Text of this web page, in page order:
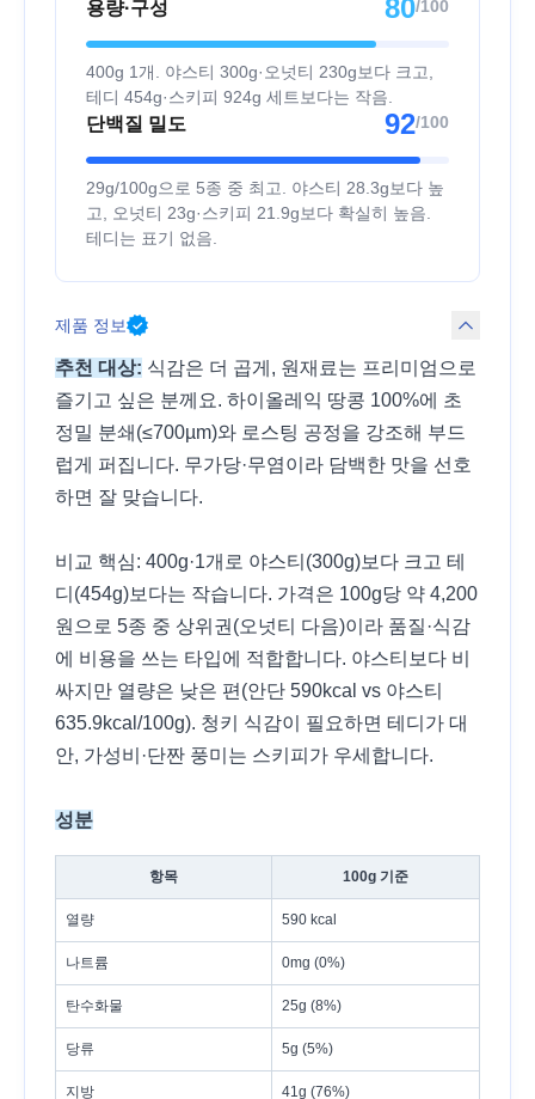
용량·구성 80/100
400g 1개. 야스티 300g·오넛티 230g보다 크고,
테디 454g·스키피 924g 세트보다는 작음.
단백질 밀도 92/100
29g/100g으로 5종 중 최고. 야스티 28.3g보다 높
고, 오넛티 23g·스키피 21.9g보다 확실히 높음.
테디는 표기 없음.
제품 정보
추천 대상: 식감은 더 곱게, 원재료는 프리미엄으로
즐기고 싶은 분께요. 하이올레익 땅콩 100%에 초
정밀 분쇄(≤700µm)와 로스팅 공정을 강조해 부드
럽게 퍼집니다. 무가당·무염이라 담백한 맛을 선호
하면 잘 맞습니다.
비교 핵심: 400g·1개로 야스티(300g)보다 크고 테
디(454g)보다는 작습니다. 가격은 100g당 약 4,200
원으로 5종 중 상위권(오넛티 다음)이라 품질·식감
에 비용을 쓰는 타입에 적합합니다. 야스티보다 비
싸지만 열량은 낮은 편(안단 590kcal vs 야스티
635.9kcal/100g). 청키 식감이 필요하면 테디가 대
안, 가성비·단짠 풍미는 스키피가 우세합니다.
성분
항목 100g 기준
열량 590 kcal
나트륨 0mg (0%)
탄수화물 25g (8%)
당류 5g (5%)
지방 41g (76%)